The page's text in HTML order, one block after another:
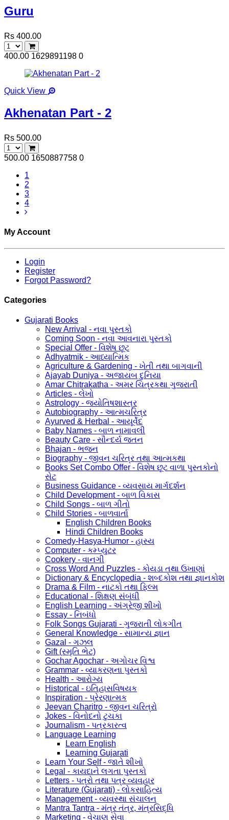
Guru
Rs 400.00
400.00 1629891198 0
Quick View
Akhenatan Part - 2
Rs 500.00
500.00 1650887758 0
1
2
3
4
My Account
Login
Register
Forgot Password?
Categories
Gujarati Books
New Arrival - નવા પુસ્તકો
Coming Soon - નવા આવનારા પુસ્તકો
Special Offer - વિશેષ છૂટ
Adhyatmik - આધ્યાત્મિક
Agriculture & Gardening - ખેતી તથા બાગવાની
Ajayab Duniya - અજાયબ દુનિયા
Amar Chitrakatha - અમર ચિત્રકથા ગુજરાતી
Articles - લેખો
Astrology - જ્યોતિષશાસ્ત્ર
Autobiography - આત્મચરિત્ર
Ayurved & Herbal - આયૂર્વેદ
Baby Names - બાળ નામાવલી
Beauty Care - સૌન્દર્ય જતન
Bhajan - ભજન
Biography - જીવન ચરિત્ર તથા આત્મકથા
Books Set Combo Offer - વિશેષ છૂટ વાળા પુસ્તકોનો
સેટ
Business Guidance - વ્યવસાય માર્ગદર્શન
Child Development - બાળ વિકાસ
Child Songs - બાળ ગીતો
Child Stories - બાળવાર્તા
English Children Books
Hindi Children Books
Comedy-Hasya-Humor - હાસ્ય
Computer - કમ્પ્યુટર
Cookery - વાનગી
Cross Word And Puzzles - કોયડા તથા ઉખાણાં
Dictionary & Encyclopedia - શબ્દકોશ તથા જ્ઞાનકોશ
Drama & Film - નાટકો તથા ફિલ્મ
Educational - શિક્ષણ સંબંધી
English Learning - અંગ્રેજી શીખો
Essay - નિબંધો
Folk Songs Gujarati - ગુજરાતી લોકગીત
General Knowledge - સામાન્ય જ્ઞાન
Gazal - ગઝલ
Gift (સ્મૃતિ ભેટ)
Gochar Agochar - અગોચર વિશ્વ
Grammar - વ્યાકરણના પુસ્તકો
Health - આરોગ્ય
Historical - ઇતિહાસવિષયક
Inspiration - પ્રેરણાત્મક
Jeevan Charitro - જીવન ચરિત્રો
Jokes - વિનોદનો ટુચકા
Journalism - પત્રકારત્વ
Language Learning
Learn English
Learning Gujarati
Learn Your Self - જાતે શીખો
Legal - કાયદાને લગતા પુસ્તકો
Letters - પત્રો તથા પત્ર વ્યવહાર
Literature (Gujarati) - લોકસાહિત્ય
Management - વ્યવસ્થા સંચાલન
Mantra Tantra - મંત્ર તંત્ર, મંત્રસિદ્ધિ
Marketing - વેચાણ સેવા